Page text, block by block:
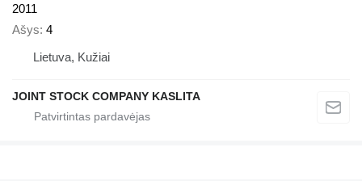
2011
Ašys 4
Lietuva, Kužiai
JOINT STOCK COMPANY KASLITA